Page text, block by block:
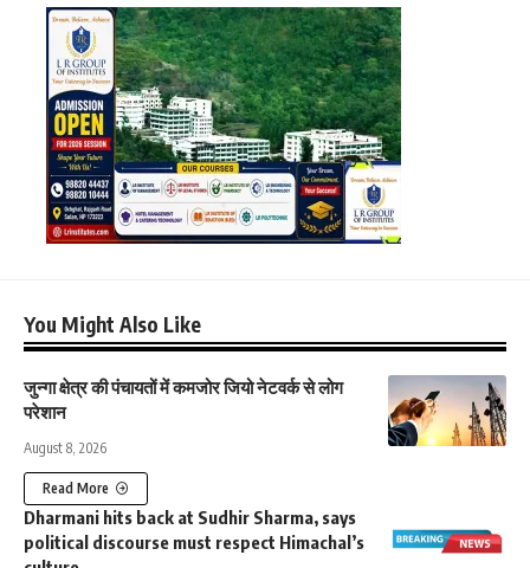
You Might Also Like
जुन्गा क्षेत्र की पंचायतों में कमजोर जियो नेटवर्क से लोग
परेशान
August 8, 2026
Read More
Dharmani hits back at Sudhir Sharma, says
political discourse must respect Himachal’s